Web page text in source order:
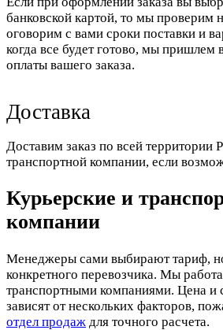
банковской картой, то мы проверим
оговорим с вами сроки поставки и
когда все будет готово, мы пришлем
оплаты вашего заказа.
Доставка
Доставим заказ по всей
транспортной компании, если
Курьерские и
компании
Менеджеры сами выбирают тариф,
конкретного перевозчика. Мы
транспортными компаниями. Цена и
зависят от нескольких факторов,
отдел продаж для точного расчета.